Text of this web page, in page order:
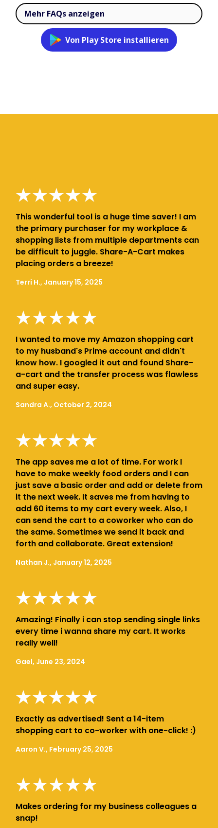
Mehr FAQs anzeigen
Von Play Store installieren
This wonderful tool is a huge time saver! I am
the primary purchaser for my workplace &
shopping lists from multiple departments can
be difficult to juggle. Share-A-Cart makes
placing orders a breeze!
Terri H., January 15, 2025
I wanted to move my Amazon shopping cart
to my husband's Prime account and didn't
know how. I googled it out and found Share-
a-cart and the transfer process was flawless
and super easy.
Sandra A., October 2, 2024
The app saves me a lot of time. For work I
have to make weekly food orders and I can
just save a basic order and add or delete from
it the next week. It saves me from having to
add 60 items to my cart every week. Also, I
can send the cart to a coworker who can do
the same. Sometimes we send it back and
forth and collaborate. Great extension!
Nathan J., January 12, 2025
Amazing! Finally i can stop sending single links
every time i wanna share my cart. It works
really well!
Gael, June 23, 2024
Exactly as advertised! Sent a 14-item
shopping cart to co-worker with one-click! :)
Aaron V., February 25, 2025
Makes ordering for my business colleagues a
snap!